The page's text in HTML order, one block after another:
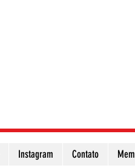
Instagram Contato